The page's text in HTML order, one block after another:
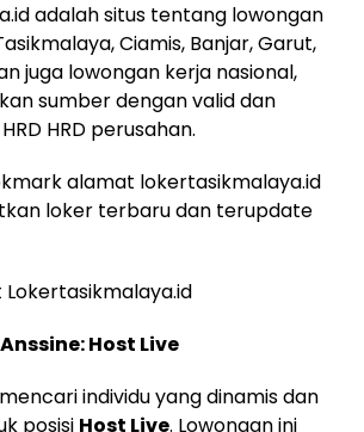
adalah situs tentang lowongan
Ciamis, Banjar, Garut,
juga lowongan kerja nasional,
sumber dengan valid dan
HRD perusahan.
alamat lokertasikmalaya.id
loker terbaru dan terupdate
Anssine: Host Live
individu yang dinamis dan
posisi Host Live. Lowongan ini